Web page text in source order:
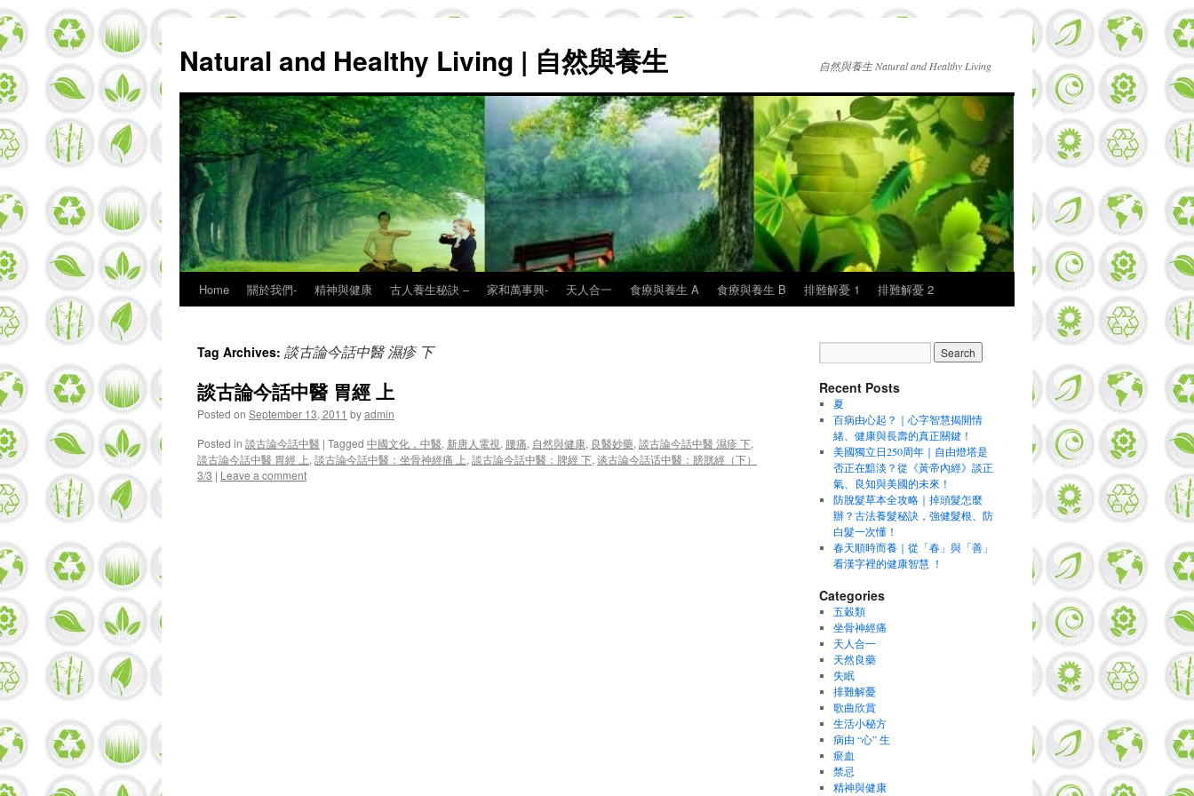
Natural and Healthy Living | 自然與養生 自然與養生 Natural and Healthy Living
Skip
content
Home 關於我們- 精神與健康 古人養生秘訣 – 家和萬事興- 天人合一 食療與養生 A 食療與養生 B 排難解憂 1 排難解憂 2
Tag Archives: 談古論今話中醫 濕疹 下
談古論今話中醫 胃經 上
Posted on September 13, 2011 byadmin
Posted in 談古論今話中醫 | Tagged 中國文化，中醫, 新唐人電視, 腰痛, 自然與健康, 良醫妙藥, 談古論今話中醫 濕疹 下,
談古論今話中醫 胃經 上, 談古論今話中醫：坐骨神經痛 上, 談古論今話中醫：脾經 下, 谈古論今話话中醫：膀胱經（下）
3/3 | Leave a comment
Recent Posts
夏
百病由心起？｜心字智慧揭開情
緒、健康與長壽的真正關鍵！
美國獨立日250周年｜自由燈塔是
否正在黯淡？從《黃帝內經》談正
氣、良知與美國的未來！
防脫髮草本全攻略｜掉頭髮怎麼
辦？古法養髮秘訣，強健髮根、防
白髮一次懂！
春天順時而養｜從「春」與「善」
看漢字裡的健康智慧 ！
Categories
五穀類
坐骨神經痛
天人合一
天然良藥
失眠
排難解憂
歌曲欣賞
生活小秘方
病由 “心” 生
瘀血
禁忌
精神與健康